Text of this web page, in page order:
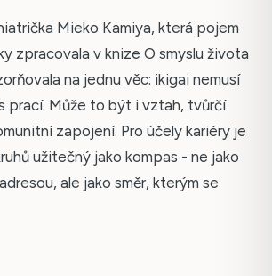
Mieko Kamiya, která pojem
zpracovala v knize O smyslu života
na jednu věc: ikigai nemusí
prací. Může to být i vztah, tvůrčí
zapojení. Pro účely kariéry je
užitečný jako kompas - ne jako
ale jako směr, kterým se